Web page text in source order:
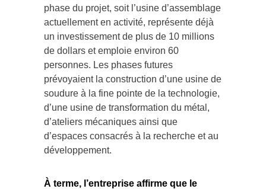
phase du projet, soit l’usine d’assemblage
actuellement en activité, représente déjà
un investissement de plus de 10 millions
de dollars et emploie environ 60
personnes. Les phases futures
prévoyaient la construction d’une usine de
soudure à la fine pointe de la technologie,
d’une usine de transformation du métal,
d’ateliers mécaniques ainsi que
d’espaces consacrés à la recherche et au
développement.
À terme, l’entreprise affirme que le